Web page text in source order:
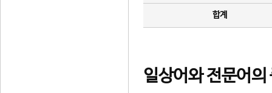
합계
일상어와 전문어의